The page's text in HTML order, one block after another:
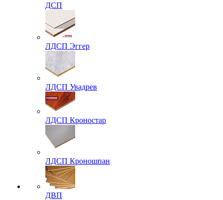
ДСП
ЛДСП Эггер
ЛДСП Увадрев
ЛДСП Кроностар
ЛДСП Кроношпан
ДВП